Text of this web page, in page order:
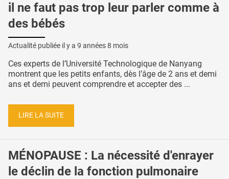
il ne faut pas trop leur parler comme à
des bébés
Actualité publiée il y a 9 années 8 mois
Ces experts de l’Université Technologique de Nanyang
montrent que les petits enfants, dès l’âge de 2 ans et demi
ans et demi peuvent comprendre et accepter des ...
LIRE LA SUITE
MÉNOPAUSE : La nécessité d'enrayer
le déclin de la fonction pulmonaire